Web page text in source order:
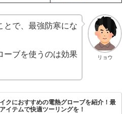
リョウ
とで、最強防寒にな
ーブを使うのは効果
クにおすすめの電熱グローブを紹介！最
イテムで快適ツーリングを！